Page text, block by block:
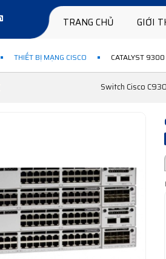
TRANG CHỦ GIỚI
THIẾT BỊ MẠNG CISCO CATALYST 9300
Switch Cisco